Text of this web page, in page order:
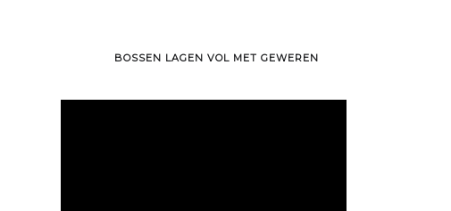
BOSSEN LAGEN VOL MET GEWEREN